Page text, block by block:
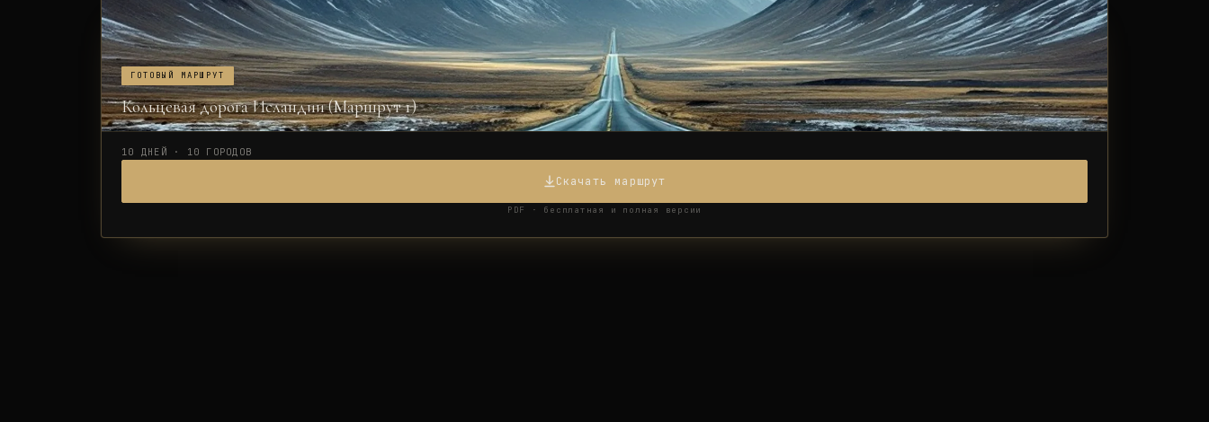
ГОТОВЫЙ МАРШРУТ
Кольцевая дорога Исландии (Маршрут 1)
10 ДНЕЙ · 10 ГОРОДОВ
Скачать маршрут
PDF · бесплатная и полная версии